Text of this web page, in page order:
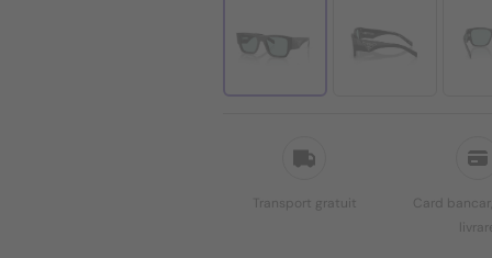
Transport gratuit
Card